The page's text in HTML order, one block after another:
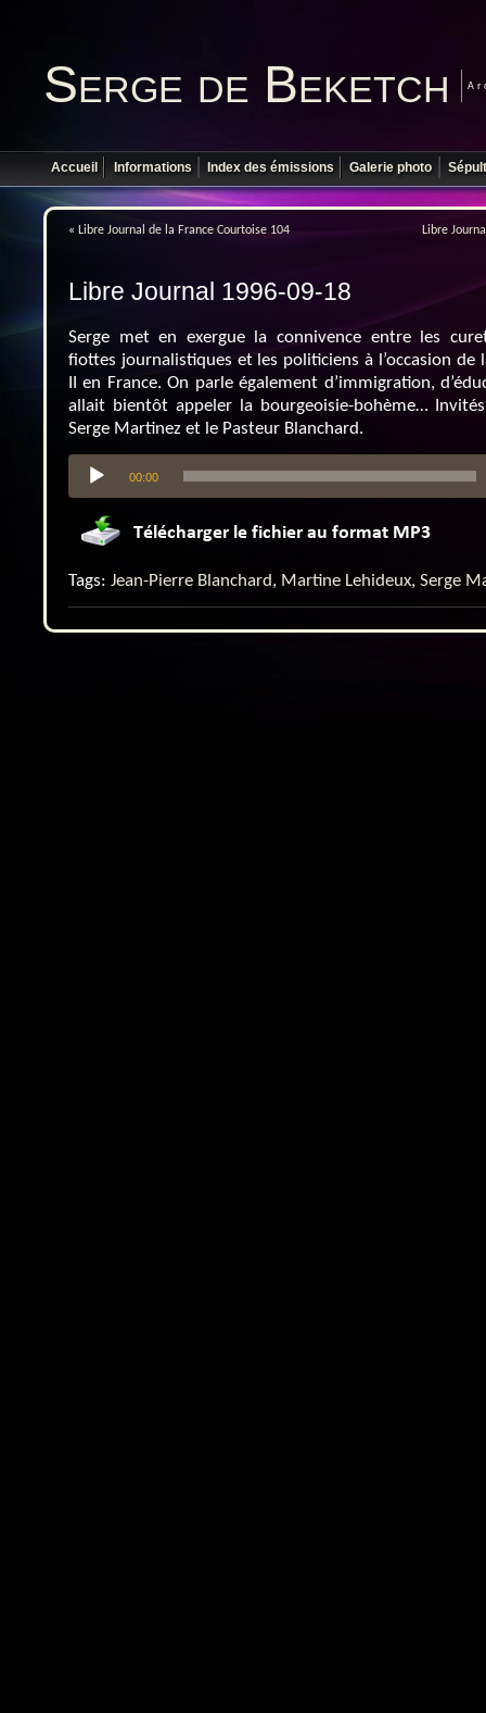
Serge de Beketch
Accueil Informations Index des émissions Galerie photo
« Libre Journal de la France Courtoise 104 Libre
Libre Journal 1996-09-18
Serge met en exergue la connivence entre les
fiottes journalistiques et les politiciens à l’occasion de
II en France. On parle également d’immigration,
allait bientôt appeler la bourgeoisie-bohème…
Serge Martinez et le Pasteur Blanchard.
Lecteur
audio
00:00
Tags: Jean-Pierre Blanchard, Martine Lehideux, Serge